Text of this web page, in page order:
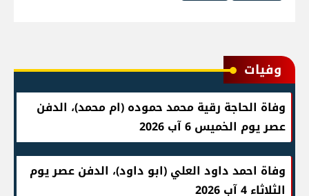
وفيات
وفاة الحاجة رقية محمد حموده (ام محمد)، الدفن
عصر يوم الخميس 6 آب 2026
وفاة احمد داود العلي (ابو داود)، الدفن عصر يوم
الثلاثاء 4 آب 2026